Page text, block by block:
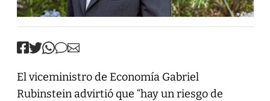
El viceministro de Economía Gabriel
Rubinstein advirtió que “hay un riesgo de